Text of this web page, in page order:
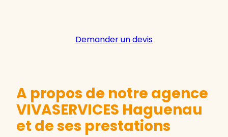
Demander un devis
A propos de notre agence
VIVASERVICES Haguenau
et de ses prestations